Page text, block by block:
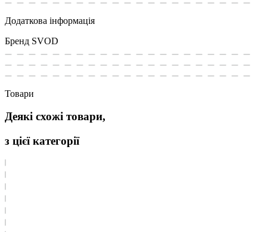
Додаткова інформація
Бренд SVOD
Товари
Деякі схожі товари,
з цієї категорії